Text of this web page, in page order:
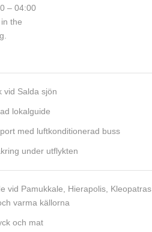
– 04:00
in the
vid Salda sjön
lokalguide
med luftkonditionerad buss
under utflykten
vid Pamukkale, Hierapolis, Kleopatras
varma källorna
och mat